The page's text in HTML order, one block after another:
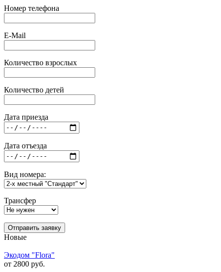
Номер телефона
E-Mail
Количество взрослых
Количество детей
Дата приезда
Дата отъезда
Вид номера:
Трансфер
Отправить заявку
Новые
Экодом "Flora"
от 2800 руб.